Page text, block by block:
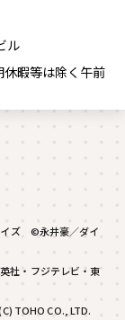
ル
暇等は除く午前
ズ ©永井豪／ダイ
社・フジテレビ・東
TOHO CO., LTD.